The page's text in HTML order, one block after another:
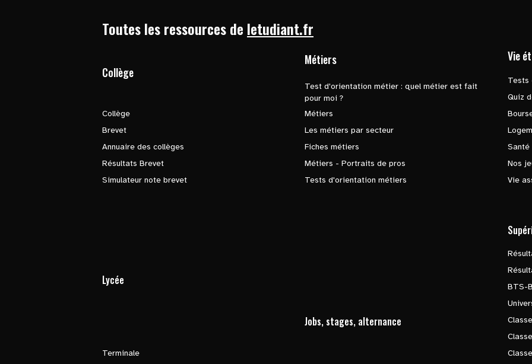
Toutes les ressources de letudiant.fr
Collège
Collège
Brevet
Annuaire des collèges
Résultats Brevet
Simulateur note brevet
Métiers
Test d'orientation métier : quel métier est fait
pour moi ?
Métiers
Les métiers par secteur
Fiches métiers
Métiers - Portraits de pros
Tests d'orientation métiers
Vie
Tests
Quiz
Santé
Nos
Vie
Lycée
Terminale
Jobs, stages, alternance
BTS-